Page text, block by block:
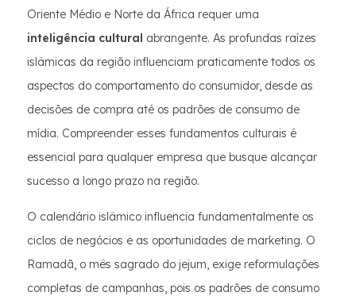
Oriente Médio e Norte da África requer uma
inteligência cultural abrangente. As profundas raízes
islâmicas da região influenciam praticamente todos os
aspectos do comportamento do consumidor, desde as
decisões de compra até os padrões de consumo de
mídia. Compreender esses fundamentos culturais é
essencial para qualquer empresa que busque alcançar
sucesso a longo prazo na região.
O calendário islâmico influencia fundamentalmente os
ciclos de negócios e as oportunidades de marketing. O
Ramadã, o mês sagrado do jejum, exige reformulações
completas de campanhas, pois os padrões de consumo